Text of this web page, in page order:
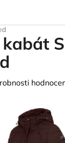
kabát